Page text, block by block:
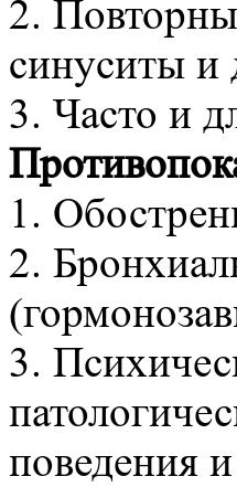
2.
синуситы и
3. Часто и
1.
2.
3.
поведения